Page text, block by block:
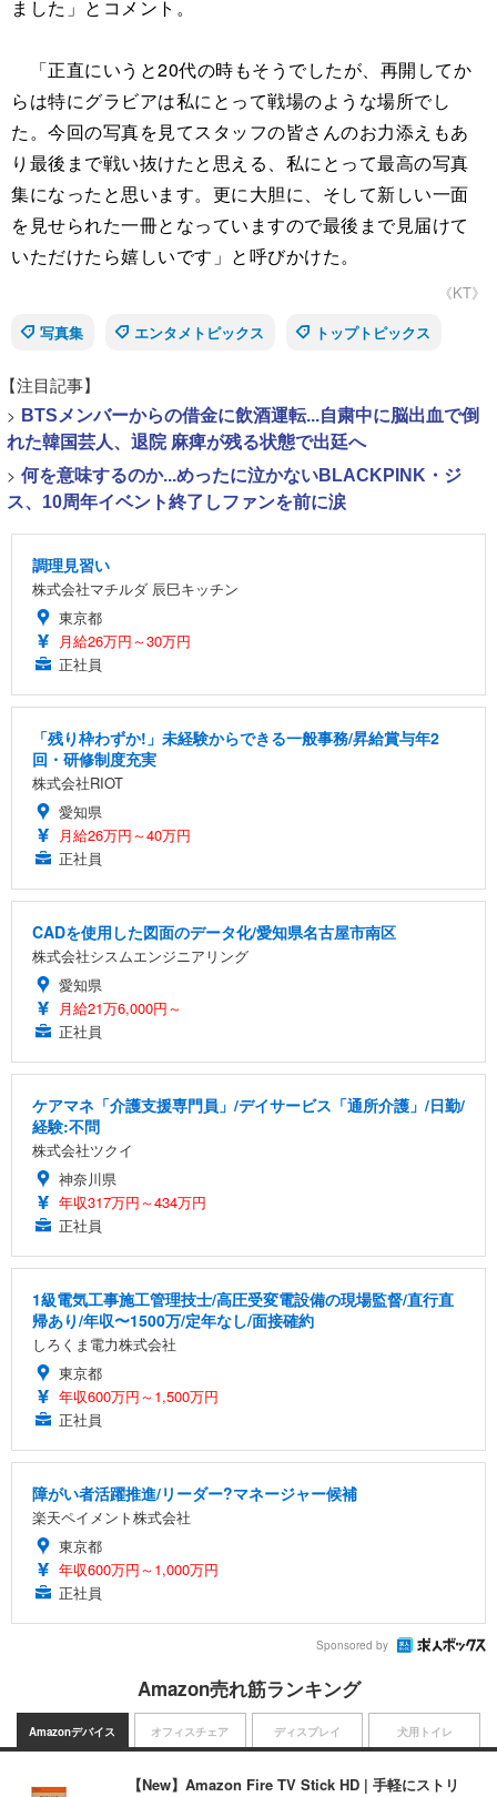
ました」とコメント。
「正直にいうと20代の時もそうでしたが、再開してか
らは特にグラビアは私にとって戦場のような場所でし
た。今回の写真を見てスタッフの皆さんのお力添えもあ
り最後まで戦い抜けたと思える、私にとって最高の写真
集になったと思います。更に大胆に、そして新しい一面
を見せられた一冊となっていますので最後まで見届けて
いただけたら嬉しいです」と呼びかけた。
《KT》
写真集
エンタメトピックス トップトピックス
【注目記事】
> BTSメンバーからの借金に飲酒運転...自粛中に脳出血で倒
れた韓国芸人、退院 麻痺が残る状態で出廷へ
> 何を意味するのか...めったに泣かないBLACKPINK・ジ
ス、10周年イベント終了しファンを前に涙
調理見習い
株式会社マチルダ 辰巳キッチン
東京都
月給26万円～30万円
正社員
「残り枠わずか!」未経験からできる一般事務/昇給賞与年2
回・研修制度充実
株式会社RIOT
愛知県
月給26万円～40万円
正社員
CADを使用した図面のデータ化/愛知県名古屋市南区
株式会社シスムエンジニアリング
愛知県
月給21万6,000円～
正社員
ケアマネ「介護支援専門員」/デイサービス「通所介護」/日勤/
経験:不問
株式会社ツクイ
神奈川県
年収317万円～434万円
正社員
1級電気工事施工管理技士/高圧受変電設備の現場監督/直行直
帰あり/年収〜1500万/定年なし/面接確約
しろくま電力株式会社
東京都
年収600万円～1,500万円
正社員
障がい者活躍推進/リーダー?マネージャー候補
楽天ペイメント株式会社
東京都
年収600万円～1,000万円
正社員
Sponsored by
Amazon売れ筋ランキング
Amazonデバイス
【New】Amazon Fire TV Stick HD | 手軽にストリ
オフィスチェア ディスプレイ 犬用トイレ